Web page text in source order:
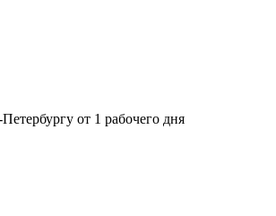
от 1 рабочего дня